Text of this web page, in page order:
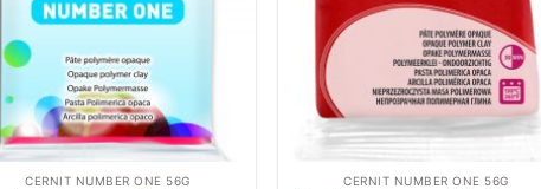
CERNIT NUMBER ONE 56G CERNIT NUMBER ONE 56G